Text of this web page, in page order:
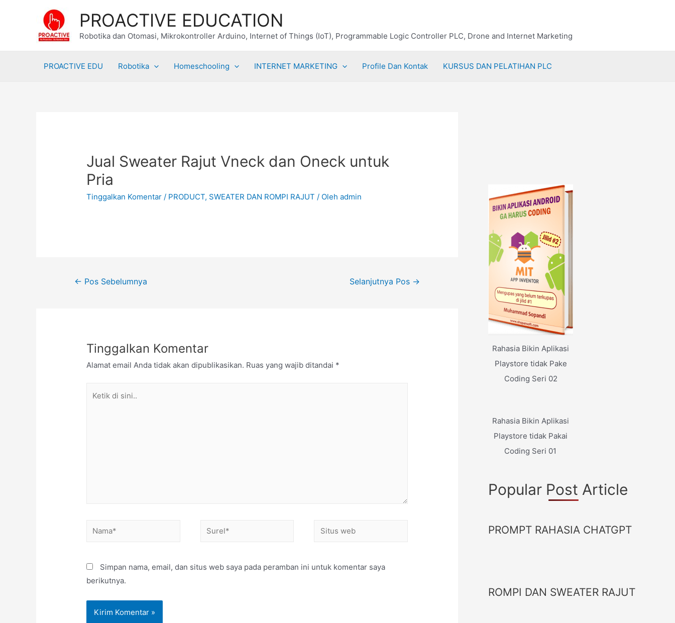
PROACTIVE EDUCATION
Robotika dan Otomasi, Mikrokontroller Arduino, Internet of Things (IoT), Programmable Logic Controller PLC, Drone and Internet Marketing
PROACTIVE EDU Robotika Homeschooling INTERNET MARKETING Profile Dan Kontak KURSUS DAN PELATIHAN PLC
Jual Sweater Rajut Vneck dan Oneck untuk
Pria
Tinggalkan Komentar / PRODUCT, SWEATER DAN ROMPI RAJUT / Olehadmin
Navigasi
← Pos Sebelumnya Selanjutnya Pos →
Tinggalkan Komentar
Alamat email Anda tidak akan dipublikasikan. Ruas yang wajib ditandai *
Nama* Surel*
Situs
Simpan nama, email, dan situs web saya pada peramban ini untuk komentar saya
berikutnya.
Rahasia Bikin Aplikasi
Playstore tidak Pake
Coding Seri 02
Rahasia Bikin Aplikasi
Playstore tidak Pakai
Coding Seri 01
Popular Post Article
PROMPT RAHASIA CHATGPT
ROMPI DAN SWEATER RAJUT